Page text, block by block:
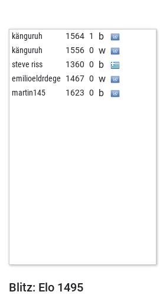
känguruh 1564 1 b
känguruh 1556 0 w
steve riss 1360 0 b
emilioeldrdege 1467 0 w
martin145 1623 0 b
Blitz: Elo 1495